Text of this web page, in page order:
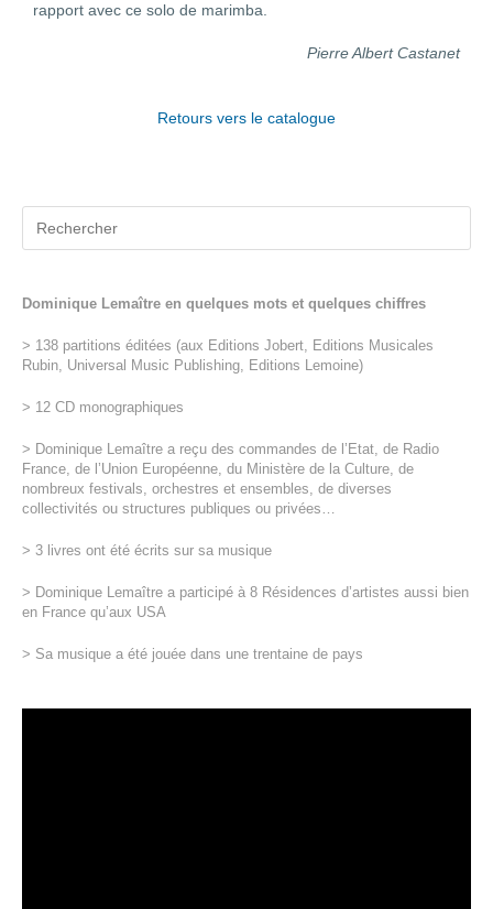
rapport avec ce solo de marimba.
Pierre Albert Castanet
Retours vers le catalogue
Dominique Lemaître en quelques mots et quelques chiffres
> 138 partitions éditées (aux Editions Jobert, Editions Musicales
Rubin, Universal Music Publishing, Editions Lemoine)
> 12 CD monographiques
> Dominique Lemaître a reçu des commandes de l’Etat, de Radio
France, de l’Union Européenne, du Ministère de la Culture, de
nombreux festivals, orchestres et ensembles, de diverses
collectivités ou structures publiques ou privées…
> 3 livres ont été écrits sur sa musique
> Dominique Lemaître a participé à 8 Résidences d’artistes aussi bien
en France qu’aux USA
> Sa musique a été jouée dans une trentaine de pays